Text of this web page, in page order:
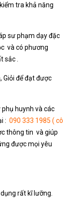
tra khả năng
sư phạm dạy đặc
và có phương
.
Giỏi để đạt được
phụ huynh và các
: 090 333 1985 ( cô
thông tin và giúp
được mọi yêu
rất kĩ lưỡng.